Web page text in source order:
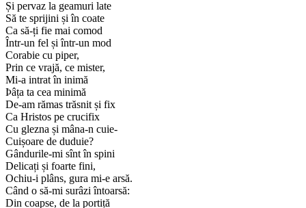
Și pervaz la geamuri late
Să te sprijini și în coate
Ca să-ți fie mai comod
Într-un fel și într-un mod
Corabie cu piper,
Prin ce vrajă, ce mister,
Mi-a intrat în inimă
Þâța ta cea minimă
De-am rămas trăsnit și fix
Ca Hristos pe crucifix
Cu glezna și mâna-n cuie-
Cuișoare de duduie?
Gândurile-mi sînt în spini
Delicați și foarte fini,
Ochiu-i plâns, gura mi-e arsă.
Când o să-mi surâzi întoarsă:
Din coapse, de la portiță